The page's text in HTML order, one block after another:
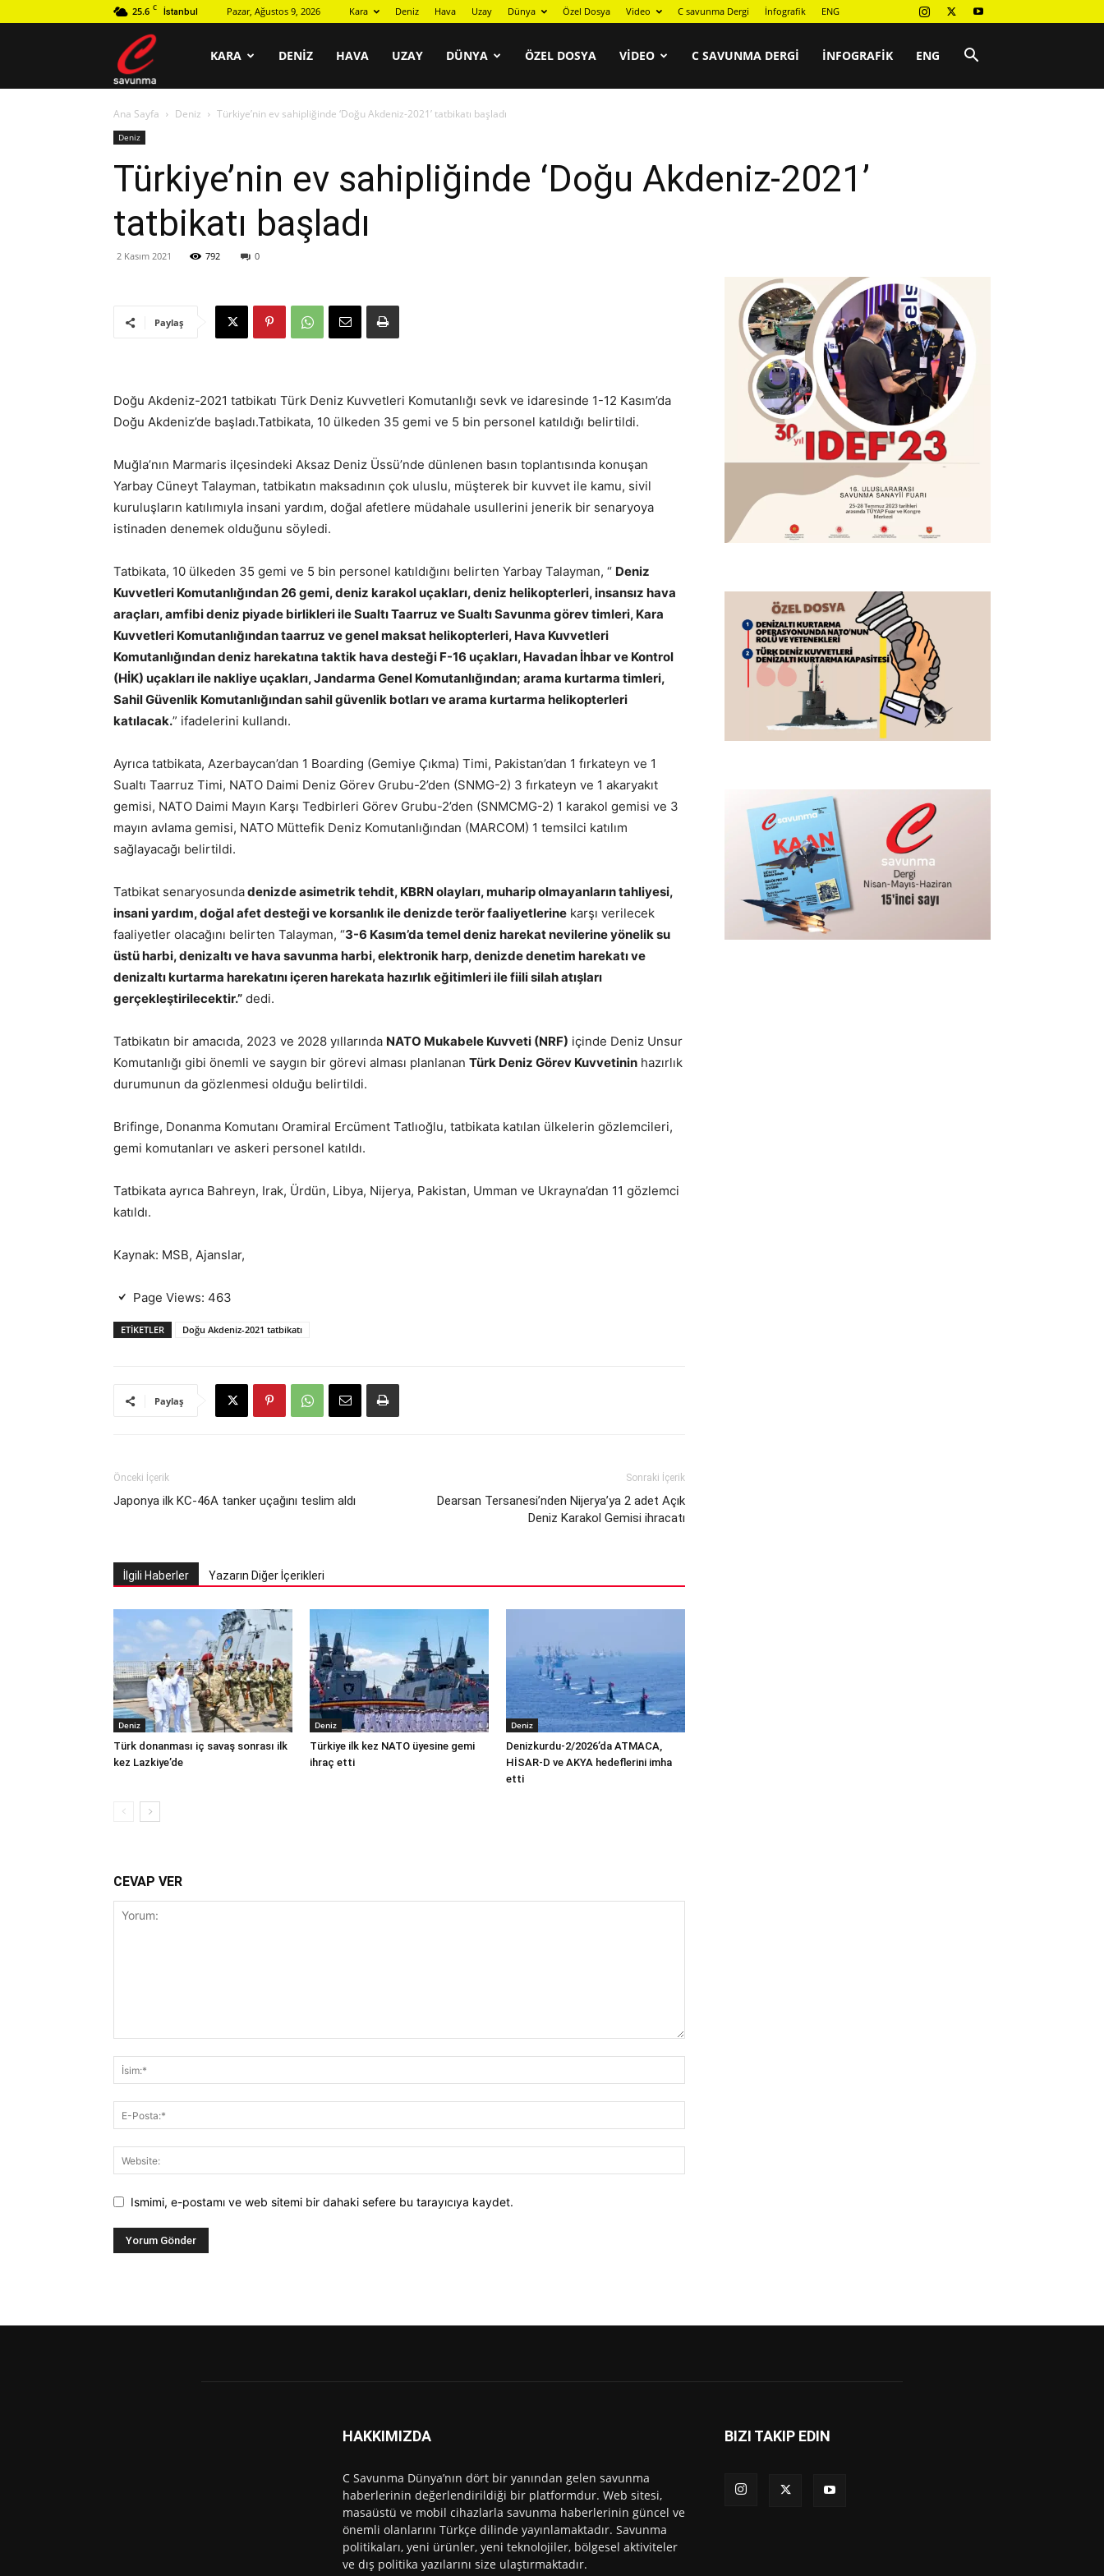
25.6 C İstanbul Pazar, Ağustos 9, 2026 Kara Deniz Hava Uzay Dünya Özel Dosya Video C savunma Dergi İnfografik ENG
savunma
KARA DENIZ HAVA UZAY DÜNYA ÖZEL DOSYA VIDEO C SAVUNMA DERGI İNFOGRAFIK ENG
Ana Sayfa Deniz Türkiye’nin ev sahipliğinde ‘Doğu Akdeniz-2021’ tatbikatı başladı
Deniz
Türkiye’nin ev sahipliğinde ‘Doğu Akdeniz-2021’
tatbikatı başladı
2 Kasım 2021 792 0
Paylaş
Doğu Akdeniz-2021 tatbikatı Türk Deniz Kuvvetleri Komutanlığı sevk ve idaresinde 1-12 Kasım’da
Doğu Akdeniz’de başladı.Tatbikata, 10 ülkeden 35 gemi ve 5 bin personel katıldığı belirtildi.
Muğla’nın Marmaris ilçesindeki Aksaz Deniz Üssü’nde dünlenen basın toplantısında konuşan
Yarbay Cüneyt Talayman, tatbikatın maksadının çok uluslu, müşterek bir kuvvet ile kamu, sivil
kuruluşların katılımıyla insani yardım, doğal afetlere müdahale usullerini jenerik bir senaryoya
istinaden denemek olduğunu söyledi.
Tatbikata, 10 ülkeden 35 gemi ve 5 bin personel katıldığını belirten Yarbay Talayman, “ Deniz
Kuvvetleri Komutanlığından 26 gemi, deniz karakol uçakları, deniz helikopterleri, insansız hava
araçları, amfibi deniz piyade birlikleri ile Sualtı Taarruz ve Sualtı Savunma görev timleri, Kara
Kuvvetleri Komutanlığından taarruz ve genel maksat helikopterleri, Hava Kuvvetleri
Komutanlığından deniz harekatına taktik hava desteği F-16 uçakları, Havadan İhbar ve Kontrol
(HİK) uçakları ile nakliye uçakları, Jandarma Genel Komutanlığından; arama kurtarma timleri,
Sahil Güvenlik Komutanlığından sahil güvenlik botları ve arama kurtarma helikopterleri
katılacak.” ifadelerini kullandı.
Ayrıca tatbikata, Azerbaycan’dan 1 Boarding (Gemiye Çıkma) Timi, Pakistan’dan 1 fırkateyn ve 1
Sualtı Taarruz Timi, NATO Daimi Deniz Görev Grubu-2’den (SNMG-2) 3 fırkateyn ve 1 akaryakıt
gemisi, NATO Daimi Mayın Karşı Tedbirleri Görev Grubu-2’den (SNMCMG-2) 1 karakol gemisi ve 3
mayın avlama gemisi, NATO Müttefik Deniz Komutanlığından (MARCOM) 1 temsilci katılım
sağlayacağı belirtildi.
Tatbikat senaryosundadenizde asimetrik tehdit, KBRN olayları, muharip olmayanların tahliyesi,
insani yardım, doğal afet desteği ve korsanlık ile denizde terör faaliyetlerine karşı verilecek
faaliyetler olacağını belirten Talayman, “3-6 Kasım’da temel deniz harekat nevilerine yönelik su
üstü harbi, denizaltı ve hava savunma harbi, elektronik harp, denizde denetim harekatı ve
denizaltı kurtarma harekatını içeren harekata hazırlık eğitimleri ile fiili silah atışları
gerçekleştirilecektir.” dedi.
Tatbikatın bir amacıda, 2023 ve 2028 yıllarında NATO Mukabele Kuvveti (NRF) içinde Deniz Unsur
Komutanlığı gibi önemli ve saygın bir görevi alması planlanan Türk Deniz Görev Kuvvetinin hazırlık
durumunun da gözlenmesi olduğu belirtildi.
Brifinge, Donanma Komutanı Oramiral Ercüment Tatlıoğlu, tatbikata katılan ülkelerin gözlemcileri,
gemi komutanları ve askeri personel katıldı.
Tatbikata ayrıca Bahreyn, Irak, Ürdün, Libya, Nijerya, Pakistan, Umman ve Ukrayna’dan 11 gözlemci
katıldı.
Kaynak: MSB, Ajanslar,
Page Views: 463
ETIKETLER Doğu Akdeniz-2021 tatbikatı
Paylaş
Önceki İçerik
Japonya ilk KC-46A tanker uçağını teslim aldı
Sonraki İçerik
Dearsan Tersanesi’nden Nijerya’ya 2 adet Açık
Deniz Karakol Gemisi ihracatı
İlgili Haberler Yazarın Diğer İçerikleri
Deniz
Türk donanması iç savaş sonrası ilk
kez Lazkiye’de
Deniz
Türkiye ilk kez NATO üyesine gemi
ihraç etti
Deniz
Denizkurdu-2/2026’da ATMACA,
HİSAR-D ve AKYA hedeflerini imha
etti
CEVAP VER
Ismimi, e-postamı ve web sitemi bir dahaki sefere bu tarayıcıya kaydet.
HAKKIMIZDA
C Savunma Dünya’nın dört bir yanından gelen savunma
haberlerinin değerlendirildiği bir platformdur. Web sitesi,
masaüstü ve mobil cihazlarla savunma haberlerinin güncel ve
önemli olanlarını Türkçe dilinde yayınlamaktadır. Savunma
politikaları, yeni ürünler, yeni teknolojiler, bölgesel aktiviteler
ve dış politika yazılarını size ulaştırmaktadır.
BIZI TAKIP EDIN